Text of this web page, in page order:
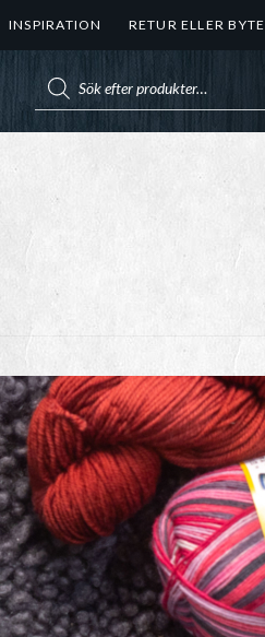
INSPIRATION RETUR ELLER BYTE